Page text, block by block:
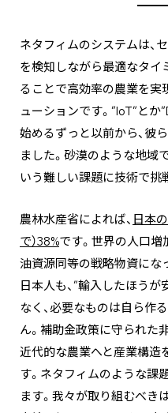
ネタフィムのシステムは、
を検知しながら最適なタイ
ることで高効率の農業を実
ューションです。”IoT”と
始めるずっと以前から、彼
ました。砂漠のような地域
いう難しい課題に技術で挑
農林水産省によれば、 日本
で）38%です。世界の人口増
油資源同等の戦略物資にな
日本人も、”輸入したほう
なく、必要なものは自ら作
ん。補助金政策に守られた
近代的な農業へと産業構造
す。ネタフィムのような課
ます。我々が取り組むべき